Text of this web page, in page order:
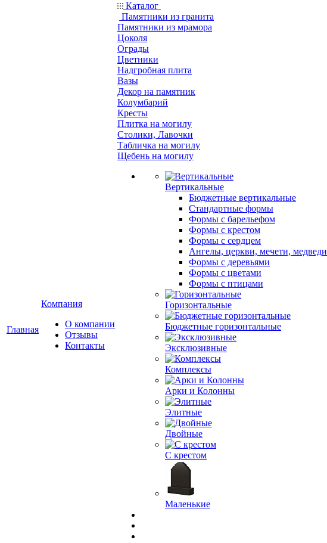
Главная
Компания
О компании
Отзывы
Контакты
Каталог
Памятники из гранита
Памятники из мрамора
Цоколя
Ограды
Цветники
Надгробная плита
Вазы
Декор на памятник
Колумбарий
Кресты
Плитка на могилу
Столики, Лавочки
Табличка на могилу
Щебень на могилу
Вертикальные
Бюджетные вертикальные
Стандартные формы
Формы с барельефом
Формы с крестом
Формы с сердцем
Ангелы, церкви, мечети, медведи
Формы с деревьями
Формы с цветами
Формы с птицами
Горизонтальные
Бюджетные горизонтальные
Эксклюзивные
Комплексы
Арки и Колонны
Элитные
Двойные
С крестом
Маленькие